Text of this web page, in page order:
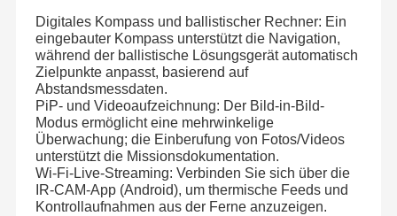
Digitales Kompass und ballistischer Rechner: Ein
eingebauter Kompass unterstützt die Navigation,
während der ballistische Lösungsgerät automatisch
Zielpunkte anpasst, basierend auf
Abstandsmessdaten.
PiP- und Videoaufzeichnung: Der Bild-in-Bild-
Modus ermöglicht eine mehrwinkelige
Überwachung; die Einberufung von Fotos/Videos
unterstützt die Missionsdokumentation.
Wi-Fi-Live-Streaming: Verbinden Sie sich über die
IR-CAM-App (Android), um thermische Feeds und
Kontrollaufnahmen aus der Ferne anzuzeigen.